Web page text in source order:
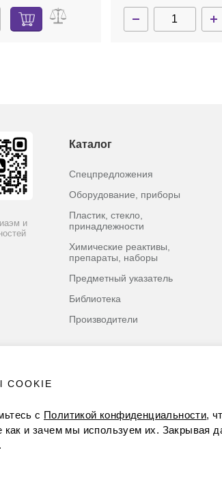
и
Каталог
Спецпредложения
Оборудование, приборы
Пластик, стекло,
принадлежности
Химические реактивы,
препараты, наборы
Предметный указатель
Библиотека
Производители
с Политикой конфиденциальности,
как и зачем мы используем их. Закрывая